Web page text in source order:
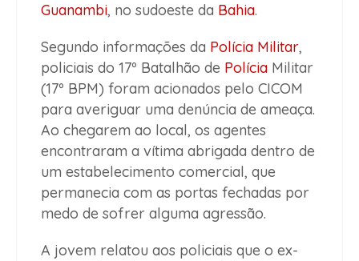
Guanambi, no sudoeste da Bahia.
Segundo informações da Polícia Militar,
policiais do 17º Batalhão de Polícia Militar
(17º BPM) foram acionados pelo CICOM
para averiguar uma denúncia de ameaça.
Ao chegarem ao local, os agentes
encontraram a vítima abrigada dentro de
um estabelecimento comercial, que
permanecia com as portas fechadas por
medo de sofrer alguma agressão.
A jovem relatou aos policiais que o ex-